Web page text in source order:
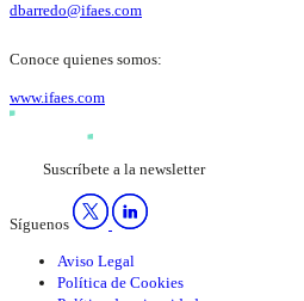
dbarredo@ifaes.com
Conoce quienes somos:
www.ifaes.com
Suscríbete a la newsletter
Síguenos
Aviso Legal
Política de Cookies